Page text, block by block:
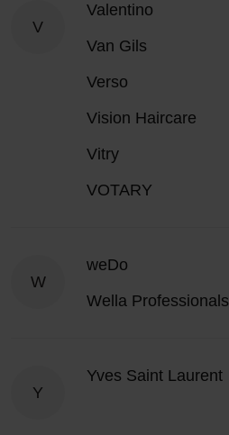
V
Valentino
Van Gils
Verso
Vision Haircare
Vitry
VOTARY
W
weDo
Wella Professionals
Y
Yves Saint Laurent